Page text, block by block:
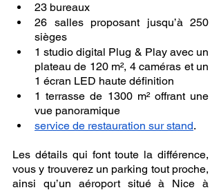
23 bureaux
26 salles proposant jusqu’à 250
sièges
1 studio digital Plug & Play avec un
plateau de 120 m², 4 caméras et un
1 écran LED haute définition
1 terrasse de 1300 m² offrant une
vue panoramique
service de restauration sur stand.
Les détails qui font toute la différence,
vous y trouverez un parking tout proche,
ainsi qu’un aéroport situé à Nice à